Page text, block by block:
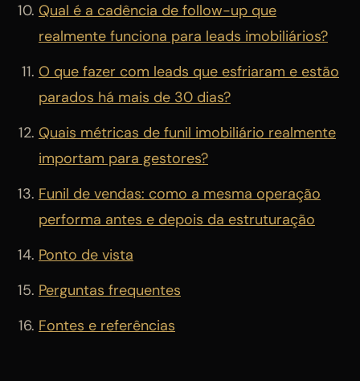
Qual é a cadência de follow-up que
realmente funciona para leads imobiliários?
O que fazer com leads que esfriaram e estão
parados há mais de 30 dias?
Quais métricas de funil imobiliário realmente
importam para gestores?
Funil de vendas: como a mesma operação
performa antes e depois da estruturação
Ponto de vista
Perguntas frequentes
Fontes e referências